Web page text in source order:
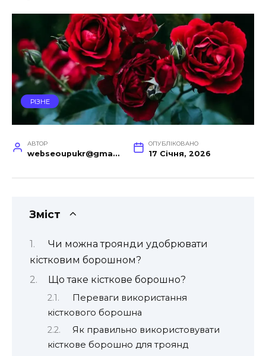
РІЗНЕ
АВТОР
webseoupukr@gmail.com
ОПУБЛІКОВАНО
17 Січня, 2026
Зміст
Чи можна троянди удобрювати
кістковим борошном?
Що таке кісткове борошно?
Переваги використання
кісткового борошна
Як правильно використовувати
кісткове борошно для троянд